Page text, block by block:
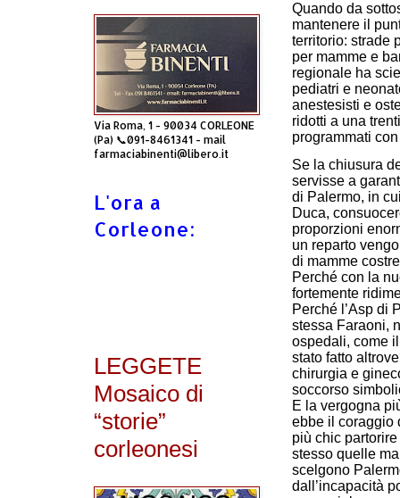
Quando da
mantenere il
territorio: strade
per mamme e
regionale ha
pediatri e
anestesisti e
ridotti a una
programmati
Se la chiusura
servisse a
di Palermo, in
Duca,
proporzioni
un reparto
di mamme
Perché con la
fortemente
Perché l’Asp di
stessa Faraoni,
ospedali, come
stato fatto
chirurgia e
soccorso
E la vergogna
ebbe il coraggio
più chic
stesso quelle
scelgono
dall’incapacità
Via Roma, 1 - 90034 CORLEONE
(Pa) 📞091-8461341 - mail
farmaciabinenti@libero.it
L'ora a
Corleone:
LEGGETE
Mosaico di
“storie”
corleonesi